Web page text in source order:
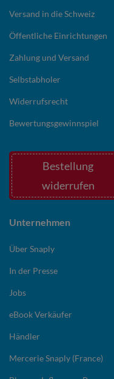
Versand in die Schweiz
Öffentliche Einrichtungen
Zahlung und Versand
Selbstabholer
Widerrufsrecht
Bewertungsgewinnspiel
Bestellung
widerrufen
Unternehmen
Über Snaply
In der Presse
Jobs
eBook Verkäufer
Händler
Mercerie Snaply (France)